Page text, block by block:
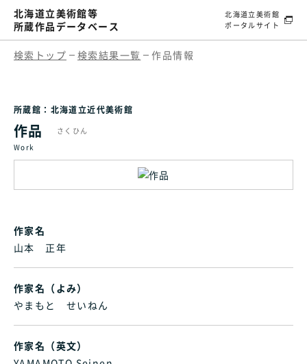
北海道立美術館等
所蔵作品データベース
北海道立美術館
ポータルサイト
検索トップ 検索結果一覧 作品情報
所蔵館：北海道立近代美術館
作品
さくひん
Work
作家名
山本 正年
作家名（よみ）
やまもと せいねん
作家名（英文）